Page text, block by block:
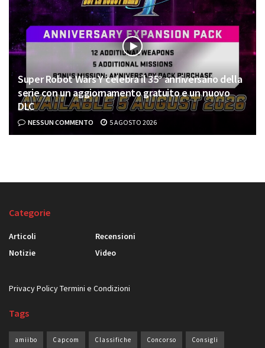
Super Robot Wars Y celebra il 35° anniversario della
serie con un aggiornamento gratuito e un nuovo
DLC
NESSUN COMMENTO 5 AGOSTO 2026
Categorie
Articoli
Notizie
Recensioni
Video
Privacy PolicyTermini e Condizioni
Tags
amiibo Capcom Classifiche Concorso Consigli